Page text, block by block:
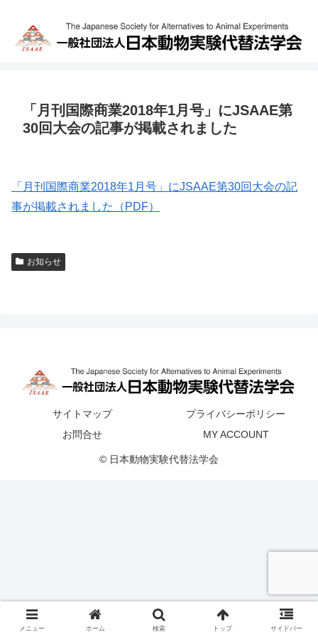
「月刊国際商業2018年1月号」にJSAAE第
30回大会の記事が掲載されました
「月刊国際商業2018年1月号」にJSAAE第30回大会の記
事が掲載されました（PDF）
お知らせ
サイトマップ
プライバシーポリシー
お問合せ
MY ACCOUNT
© 日本動物実験代替法学会
メニュー ホーム 検索 トップ サイドバー